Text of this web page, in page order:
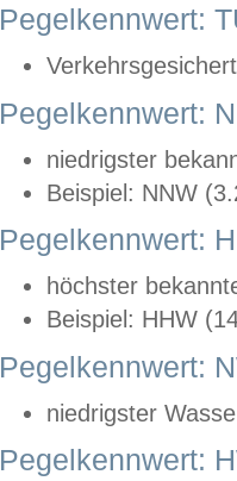
Pegelkennwert:
Pegelkennwert:
niedrigster
Beispiel: NNW
Pegelkennwert:
höchster
Beispiel: HHW
Pegelkennwert:
niedrigster
Pegelkennwert: